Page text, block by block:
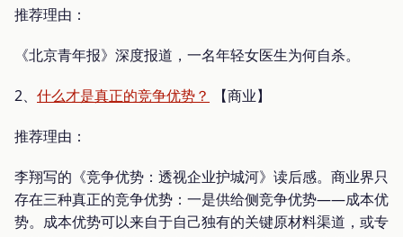
推荐理由：
《北京青年报》深度报道，一名年轻女医生为何自杀。
2、 什么才是真正的竞争优势？ 【商业】
推荐理由：
李翔写的《竞争优势：透视企业护城河》读后感。商业界只
存在三种真正的竞争优势：一是供给侧竞争优势——成本优
势。成本优势可以来自于自己独有的关键原材料渠道，或专